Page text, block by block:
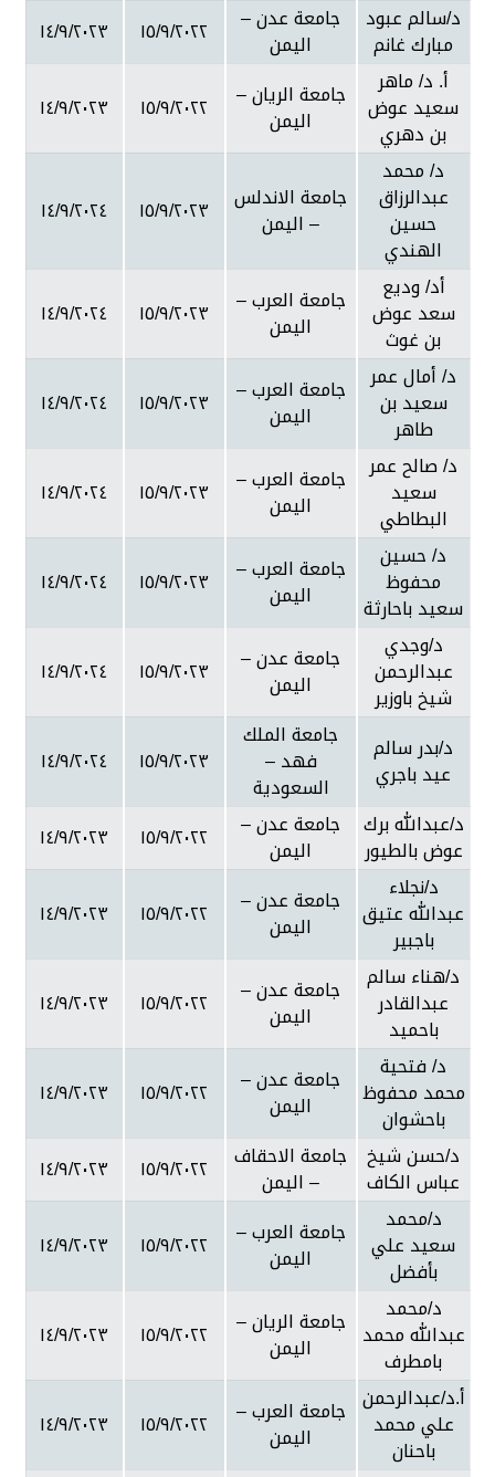
د/سالم عبود
مبارك غانم
جامعة عدن –
اليمن ١٥/٩/٢٠٢٢
١٤/٩/٢٠٢٣
أ. د/ ماهر
سعيد عوض
بن دهري
جامعة الريان –
اليمن ١٥/٩/٢٠٢٢
١٤/٩/٢٠٢٣
د/ محمد
عبدالرزاق
حسين
الهندي
جامعة الاندلس
– اليمن ١٥/٩/٢٠٢٣ ١٤/٩/٢٠٢٤
أد/ وديع
سعد عوض
بن غوث
جامعة العرب –
اليمن ١٥/٩/٢٠٢٣
١٤/٩/٢٠٢٤
د/ أمال عمر
سعيد بن
طاهر
جامعة العرب –
اليمن ١٥/٩/٢٠٢٣
١٤/٩/٢٠٢٤
د/ صالح عمر
سعيد
البطاطي
جامعة العرب –
اليمن ١٥/٩/٢٠٢٣
١٤/٩/٢٠٢٤
د/ حسين
محفوظ
سعيد باحارثة
جامعة العرب –
اليمن ١٥/٩/٢٠٢٣
١٤/٩/٢٠٢٤
د/وجدي
عبدالرحمن
شيخ باوزير
جامعة عدن –
اليمن ١٥/٩/٢٠٢٣ ١٤/٩/٢٠٢٤
د/بدر سالم
عيد باجري
جامعة الملك
فهد –
السعودية
١٥/٩/٢٠٢٣
١٤/٩/٢٠٢٤
د/عبدالله برك
عوض بالطيور
جامعة عدن –
اليمن ١٥/٩/٢٠٢٢
١٤/٩/٢٠٢٣
د/نجلاء
عبدالله عتيق
باجبير
جامعة عدن –
اليمن ١٥/٩/٢٠٢٢
١٤/٩/٢٠٢٣
د/هناء سالم
عبدالقادر
باحميد
جامعة عدن –
اليمن ١٥/٩/٢٠٢٢
١٤/٩/٢٠٢٣
د/ فتحية
محمد محفوظ
باحشوان
جامعة عدن –
اليمن ١٥/٩/٢٠٢٢
١٤/٩/٢٠٢٣
د/حسن شيخ
عباس الكاف
جامعة الاحقاف
– اليمن ١٥/٩/٢٠٢٢
١٤/٩/٢٠٢٣
د/محمد
سعيد علي
بأفضل
جامعة العرب –
اليمن ١٥/٩/٢٠٢٢
١٤/٩/٢٠٢٣
د/محمد
عبدالله محمد
بامطرف
جامعة الريان –
اليمن ١٥/٩/٢٠٢٢
١٤/٩/٢٠٢٣
أ.د/عبدالرحمن
علي محمد
باحنان
جامعة العرب –
اليمن ١٥/٩/٢٠٢٢
١٤/٩/٢٠٢٣